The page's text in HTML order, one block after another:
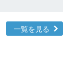
一覧を見る